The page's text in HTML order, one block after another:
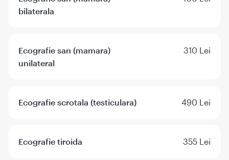
bilaterala
Ecografie san (mamara)
unilateral
310 Lei
Ecografie scrotala (testiculara) 490 Lei
Ecografie tiroida 355 Lei